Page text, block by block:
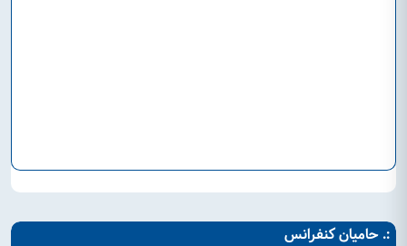
:. حامیان کنفرانس